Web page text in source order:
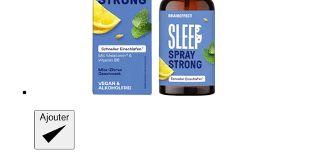
Ajouter